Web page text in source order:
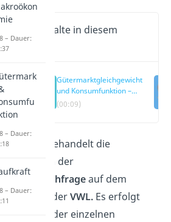
Wichtige Inhalte in diesem
Gütermarktgleichgewicht
und Konsumfunktion –
Die verschiedenen
(00:09)
Artikel behandelt die
der
auf dem
in derVWL. Es erfolgt
Erklärung der einzelnen
– Dauer:
– Dauer:
– Dauer: